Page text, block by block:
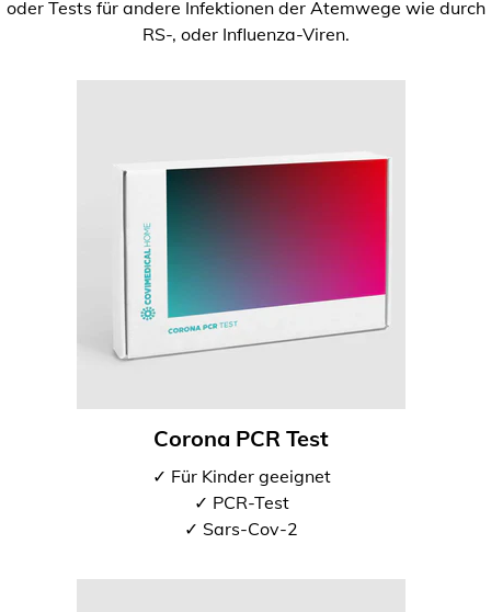
oder Tests für andere Infektionen der Atemwege wie durch
RS-, oder Influenza-Viren.
Corona PCR Test
✓ Für Kinder geeignet
✓ PCR-Test
✓ Sars-Cov-2